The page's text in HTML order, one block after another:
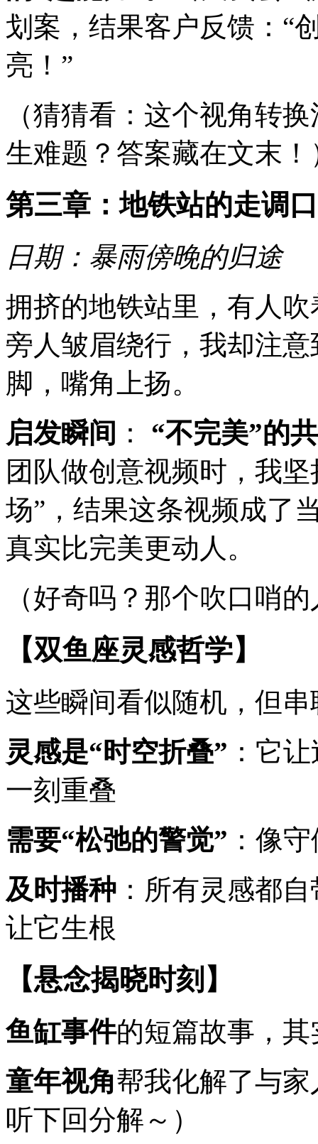
划案，结果客户反馈：“
亮！”
（猜猜看：这个视角转
生难题？答案藏在文末！
第三章：地铁站的走调
日期：暴雨傍晚的归途
拥挤的地铁站里，有人
旁人皱眉绕行，我却注
脚，嘴角上扬。
启发瞬间 ： “不完美”的
团队做创意视频时，我
场”，结果这条视频成
真实比完美更动人。
（好奇吗？那个吹口哨
【双鱼座灵感哲学】
这些瞬间看似随机，但
灵感是“时空折叠” ：它
一刻重叠
需要“松弛的警觉” ：像
及时播种 ：所有灵感都
让它生根
【悬念揭晓时刻】
鱼缸事件的短篇故事，
童年视角帮我化解了与
听下回分解～）